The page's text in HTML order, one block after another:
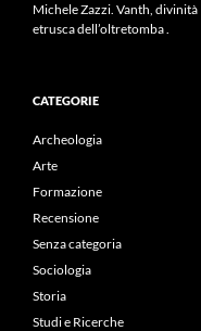
Michele Zazzi. Vanth, divinità
etrusca dell’oltretomba .
CATEGORIE
Archeologia
Arte
Formazione
Recensione
Senza categoria
Sociologia
Storia
Studi e Ricerche